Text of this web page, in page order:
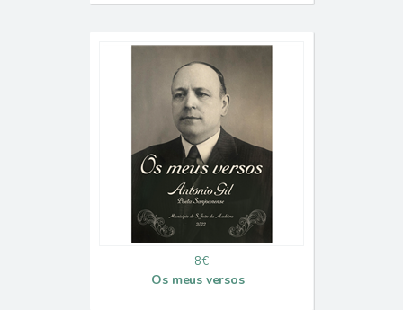
8€
Os meus versos